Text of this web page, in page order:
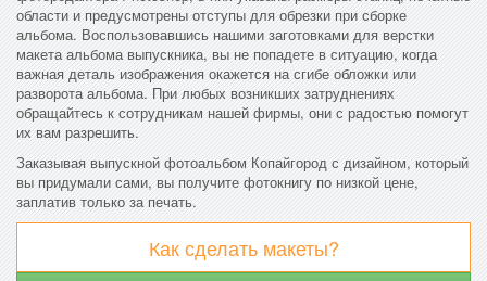
области и предусмотрены отступы для обрезки при сборке
альбома. Воспользовавшись нашими заготовками для верстки
макета альбома выпускника, вы не попадете в ситуацию, когда
важная деталь изображения окажется на сгибе обложки или
разворота альбома. При любых возникших затруднениях
обращайтесь к сотрудникам нашей фирмы, они с радостью помогут
их вам разрешить.
Заказывая выпускной фотоальбом Копайгород с дизайном, который
вы придумали сами, вы получите фотокнигу по низкой цене,
заплатив только за печать.
Как сделать макеты?